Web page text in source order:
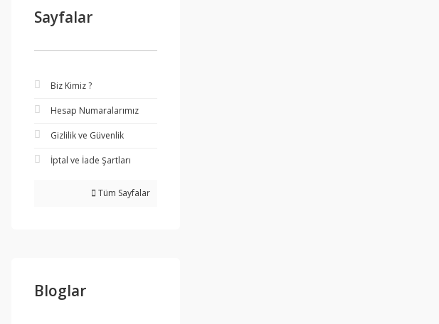
Sayfalar
Biz Kimiz ?
Hesap Numaralarımız
Gizlilik ve Güvenlik
İptal ve İade Şartları
Tüm Sayfalar
Bloglar